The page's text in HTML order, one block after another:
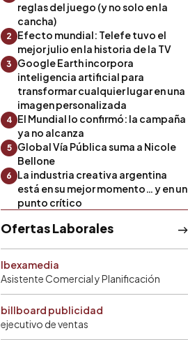
reglas del juego (y no solo en la
cancha)
2
Efecto mundial: Telefe tuvo el
mejor julio en la historia de la TV
3
Google Earth incorpora
inteligencia artificial para
transformar cualquier lugar en una
imagen personalizada
4 El Mundial lo confirmó: la campaña
ya no alcanza
5
Global Vía Pública suma a Nicole
Bellone
6
La industria creativa argentina
está en su mejor momento… y en un
punto crítico
Ofertas Laborales
Ibexamedia
Asistente Comercial y Planificación
billboard publicidad
ejecutivo de ventas